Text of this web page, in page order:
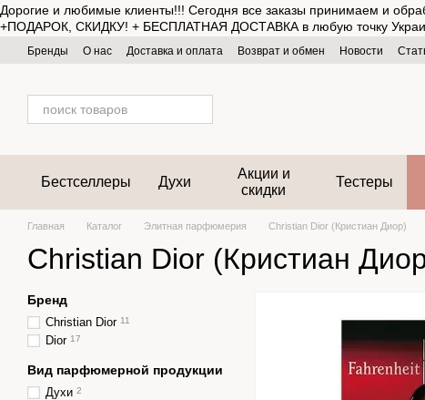
Перейти к основному контенту
Дорогие и любимые клиенты!!! Сегодня все заказы принимаем и
+ПОДАРОК, СКИДКУ! + БЕСПЛАТНАЯ ДОСТАВКА в любую точку
Бренды О нас Доставка и оплата Возврат и обмен Новости
Бестселлеры Духи
Акции и
скидки
Тестеры
Главная Каталог Элитная парфюмерия Christian Dior (Кристиан Диор)
Christian Dior (Кристиан
Бренд
Christian Dior 11
Dior 17
Вид парфюмерной продукции
Духи 2